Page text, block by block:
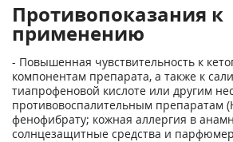
Противопоказания к
применению
- Повышенная чувствительность к
компонентам препарата, а также к
тиапрофеновой кислоте или другим
противовоспалительным препаратам
фенофибрату; кожная аллергия в
солнцезащитные средства и